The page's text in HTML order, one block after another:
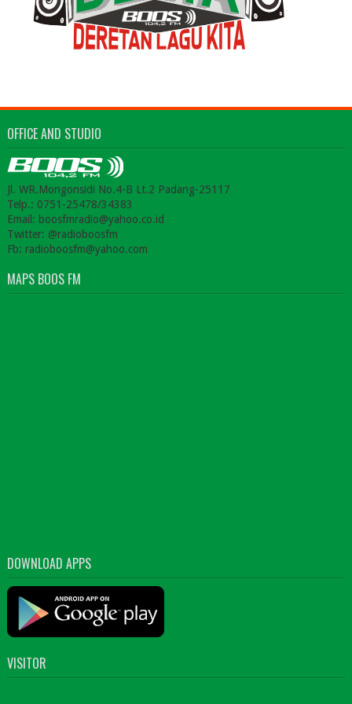
OFFICE AND STUDIO
Jl. WR.Mongonsidi No.4-B Lt.2 Padang-25117
Telp.: 0751-25478/34383
Email: boosfmradio@yahoo.co.id
Twitter: @radioboosfm
Fb: radioboosfm@yahoo.com
MAPS BOOS FM
DOWNLOAD APPS
VISITOR